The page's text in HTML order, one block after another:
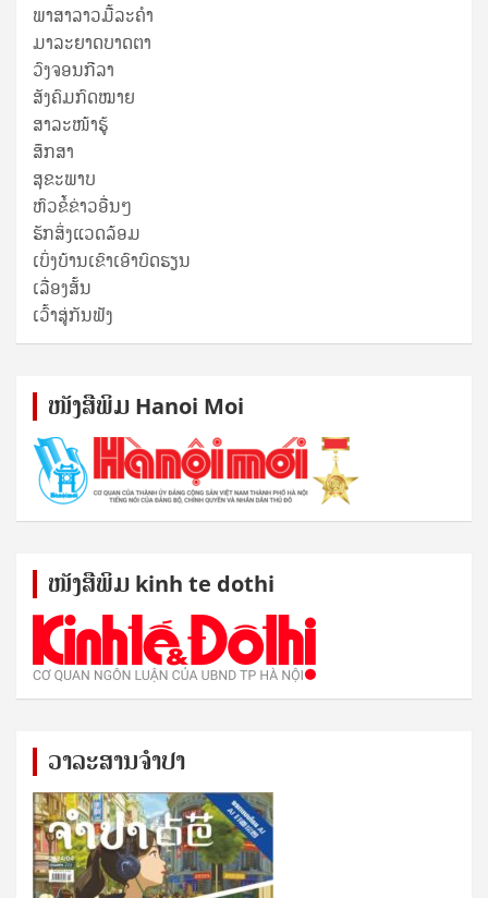
ພາສາລາວມື້ລະຄຳ
ມາລະຍາດບາດຕາ
ວົງຈອນກີລາ
ສັງຄົມກົດໝາຍ
ສາລະໜ້າຮູ້
ສຶກສາ
ສຸ​ຂະ​ພາບ
ຫົວຂໍ້ຂ່າວອື່ນໆ
ຮັກສິ່ງແວດລ້ອມ
ເບິ່ງບ້ານເຂົາເອົາບົດຮຽນ
ເລື່ອງສັ້ນ
ເວົ້າສູ່ກັນຟັງ
ໜັງ​ສື​ພິມ Hanoi Moi
ໜັງ​ສື​ພິມ kinh te dothi
ວາລະສານຈຳປາ